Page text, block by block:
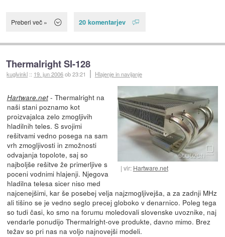
Preberi več » 20 komentarjev
Thermalright SI-128
kuglvinkl :: 19. jun 2006ob 23:21 Hlajenje in navijanje
vir: Hartware.net
Hartware.net- Thermalright na
naši stani poznamo kot
proizvajalca zelo zmogljivih
hladilnih teles. S svojimi
rešitvami vedno posega na sam
vrh zmogljivosti in zmožnosti
odvajanja topolote, saj so
najboljše rešitve že primerljive s
poceni vodnimi hlajenji. Njegova
hladilna telesa sicer niso med
najcenejšimi, kar še posebej velja najzmogljivejša, a za zadnji MHz
ali tišino se je vedno seglo precej globoko v denarnico. Poleg tega
so tudi časi, ko smo na forumu moledovali slovenske uvoznike, naj
vendarle ponudijo Thermalright-ove produkte, davno mimo. Brez
težav so pri nas na voljo najnovejši modeli.